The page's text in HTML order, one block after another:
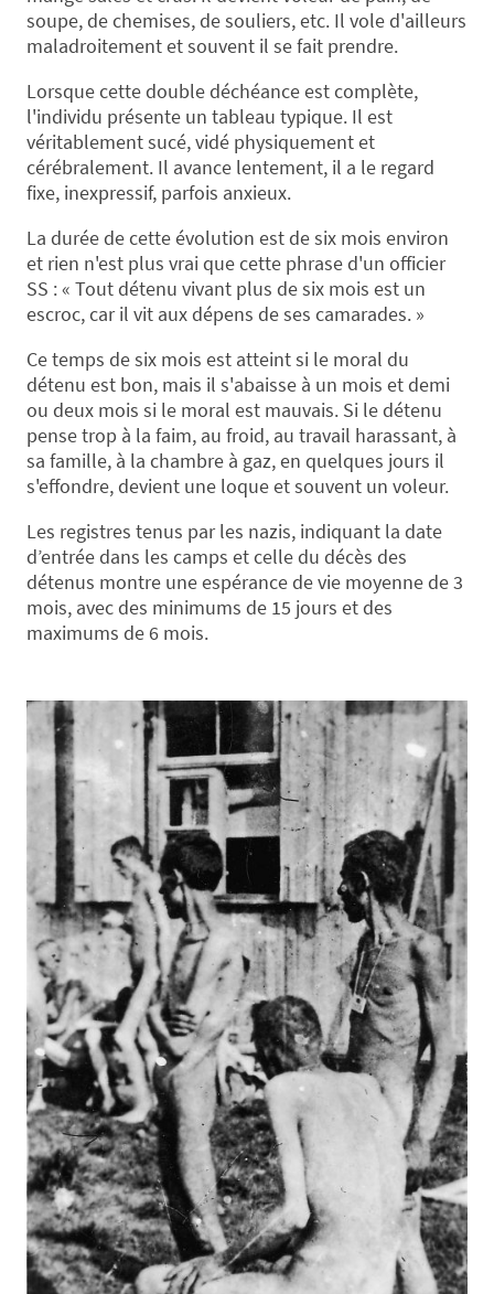
soupe, de chemises, de souliers, etc. Il vole d'ailleurs
maladroitement et souvent il se fait prendre.
Lorsque cette double déchéance est complète,
l'individu présente un tableau typique. Il est
véritablement sucé, vidé physiquement et
cérébralement. Il avance lentement, il a le regard
fixe, inexpressif, parfois anxieux.
La durée de cette évolution est de six mois environ
et rien n'est plus vrai que cette phrase d'un officier
SS : « Tout détenu vivant plus de six mois est un
escroc, car il vit aux dépens de ses camarades. »
Ce temps de six mois est atteint si le moral du
détenu est bon, mais il s'abaisse à un mois et demi
ou deux mois si le moral est mauvais. Si le détenu
pense trop à la faim, au froid, au travail harassant, à
sa famille, à la chambre à gaz, en quelques jours il
s'effondre, devient une loque et souvent un voleur.
Les registres tenus par les nazis, indiquant la date
d’entrée dans les camps et celle du décès des
détenus montre une espérance de vie moyenne de 3
mois, avec des minimums de 15 jours et des
maximums de 6 mois.